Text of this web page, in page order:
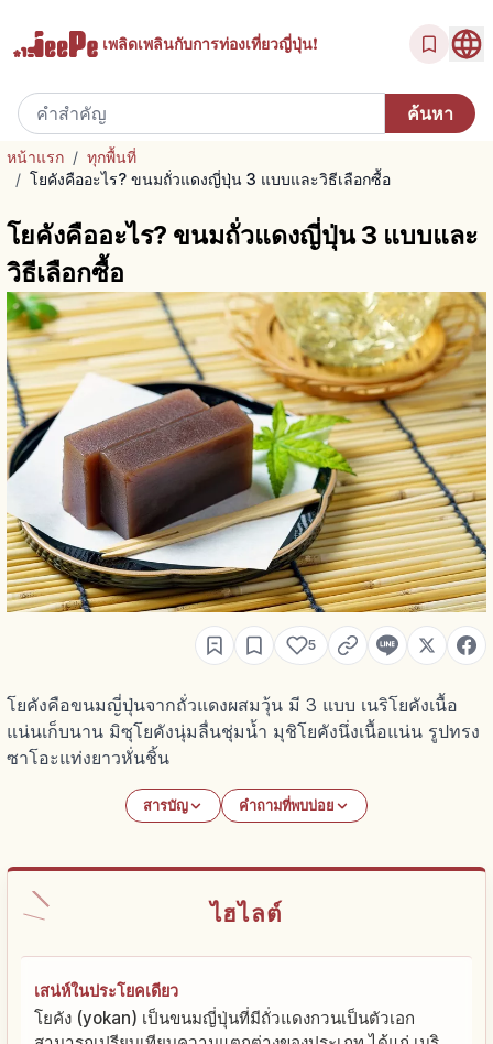
เพลิดเพลินกับการท่องเที่ยวญี่ปุ่น!
หน้าแรก / ทุกพื้นที่
/ โยคังคืออะไร? ขนมถั่วแดงญี่ปุ่น 3 แบบและวิธีเลือกซื้อ
โยคังคืออะไร? ขนมถั่วแดงญี่ปุ่น 3 แบบและ
วิธีเลือกซื้อ
5
โยคังคือขนมญี่ปุ่นจากถั่วแดงผสมวุ้น มี 3 แบบ เนริโยคังเนื้อ
แน่นเก็บนาน มิซุโยคังนุ่มลื่นชุ่มน้ำ มุชิโยคังนึ่งเนื้อแน่น รูปทรง
ซาโอะแท่งยาวหั่นชิ้น
สารบัญ คำถามที่พบบ่อย
ไฮไลต์
เสน่ห์ในประโยคเดียว
โยคัง (yokan) เป็นขนมญี่ปุ่นที่มีถั่วแดงกวนเป็นตัวเอก